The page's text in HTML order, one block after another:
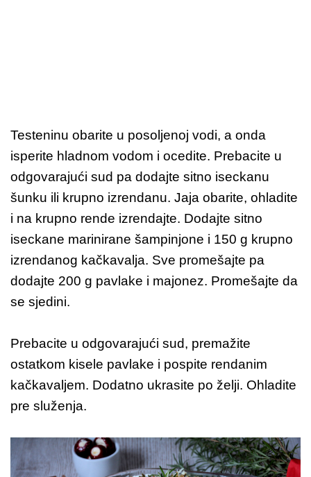
Testeninu obarite u posoljenoj vodi, a onda
isperite hladnom vodom i ocedite. Prebacite u
odgovarajući sud pa dodajte sitno iseckanu
šunku ili krupno izrendanu. Jaja obarite, ohladite
i na krupno rende izrendajte. Dodajte sitno
iseckane marinirane šampinjone i 150 g krupno
izrendanog kačkavalja. Sve promešajte pa
dodajte 200 g pavlake i majonez. Promešajte da
se sjedini.
Prebacite u odgovarajući sud, premažite
ostatkom kisele pavlake i pospite rendanim
kačkavaljem. Dodatno ukrasite po želji. Ohladite
pre služenja.